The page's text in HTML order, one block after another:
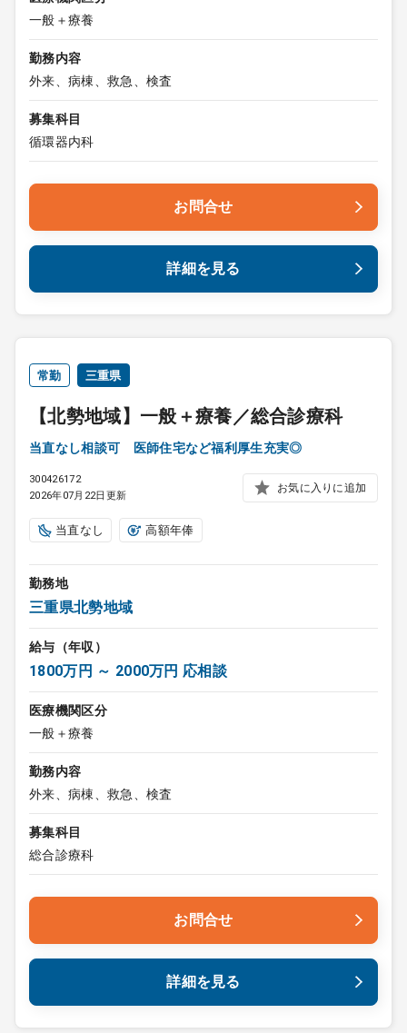
一般＋療養
勤務内容
外来、病棟、救急、検査
募集科目
循環器内科
お問合せ
詳細を見る
常勤 三重県
【北勢地域】一般＋療養／総合診療科
当直なし相談可 医師住宅など福利厚生充実◎
300426172
2026年07月22日更新
お気に入りに追加
当直なし 高額年俸
勤務地
三重県北勢地域
給与（年収）
1800万円 ～ 2000万円 応相談
医療機関区分
一般＋療養
勤務内容
外来、病棟、救急、検査
募集科目
総合診療科
お問合せ
詳細を見る